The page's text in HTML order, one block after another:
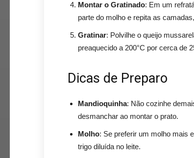
Montar o Gratinado: Em um
parte do molho e repita as
Gratinar: Polvilhe o queijo
preaquecido a 200°C por cerca de
Dicas de Preparo
Mandioquinha: Não cozinhe
desmanchar ao montar o prato.
Molho: Se preferir um molho mais
trigo diluída no leite.